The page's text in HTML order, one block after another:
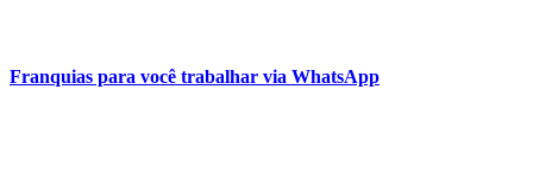
Franquias para você trabalhar via WhatsApp